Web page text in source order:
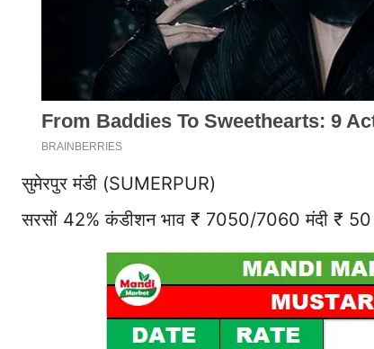
सुमेरपुर मंडी (SUMERPUR)
सरसों 42% कंडीशन भाव ₹ 7050/7060 मंदी ₹ 50